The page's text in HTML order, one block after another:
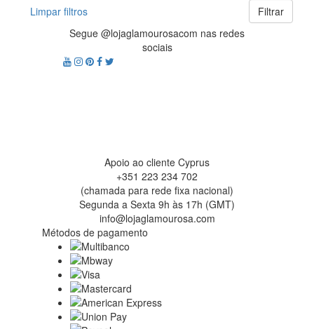
Limpar filtros
Filtrar
Segue @lojaglamourosacom nas redes
sociais
Apoio ao cliente Cyprus
+351 223 234 702
(chamada para rede fixa nacional)
Segunda a Sexta 9h às 17h (GMT)
info@lojaglamourosa.com
Métodos de pagamento